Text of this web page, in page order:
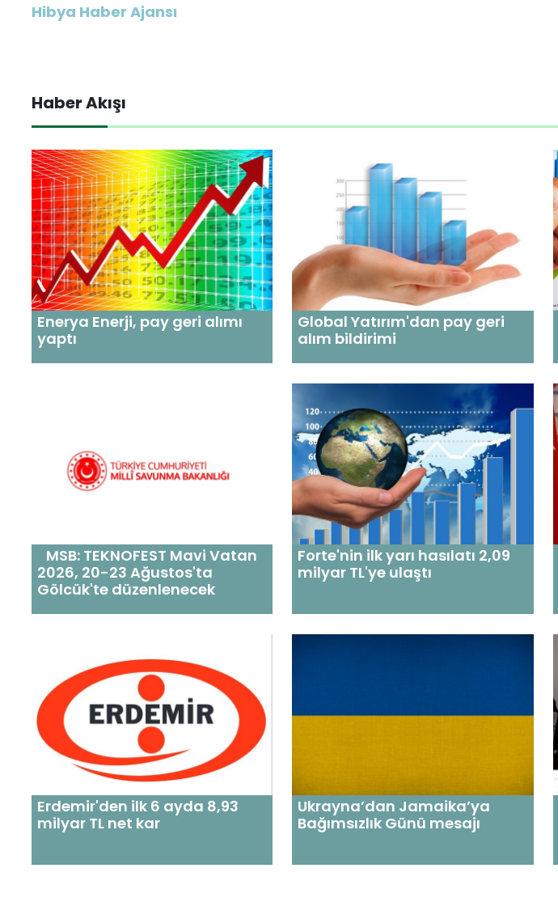
Hibya Haber Ajansı
Haber Akışı
Enerya Enerji, pay geri alımı
yaptı
Global Yatırım'dan pay geri
alım bildirimi
MSB: TEKNOFEST Mavi Vatan
2026, 20-23 Ağustos'ta
Gölcük'te düzenlenecek
Forte'nin ilk yarı hasılatı 2,09
milyar TL'ye ulaştı
Erdemir'den ilk 6 ayda 8,93
milyar TL net kar
Ukrayna’dan Jamaika’ya
Bağımsızlık Günü mesajı